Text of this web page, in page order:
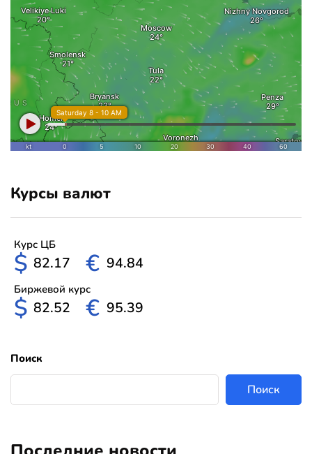
Курсы валют
Курс ЦБ
$ 82.17 € 94.84
Биржевой курс
$ 82.52 € 95.39
Поиск
Поиск